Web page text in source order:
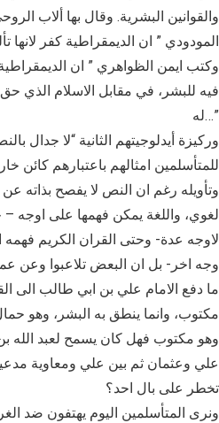
والقوانين البشرية. وقال بها ألاب
المودودي ” ان الديمقراطية كفر لانها
وكتب ايمن الظواهري ” ان
فيه للبشر، في مقابل الاسلام الذي
له…”
وركيزة أيدلوجيتهم الثانية “لا جدال
للمتأسلمين امثالهم باعتبارهم
وتأويله رغم ان النص لا يفصح بذاته عن
لغوي، واللغة يمكن فهمها على اوجه –
لاوجه عدة- وحتى القران الكريم
وجه اخر- بل ان البعض تلاعبوا وعن
ما دفع الامام علي بن ابي طالب الى
مكتوب، وانما ينطق به البشر، وهو
وهو مكتوب فهل كان يسمح لعبد الله
علي وعثمان ثم بين علي ومعاوية
تخطر على بال احد؟
ونرى المتأسلمين اليوم يهتفون ضد